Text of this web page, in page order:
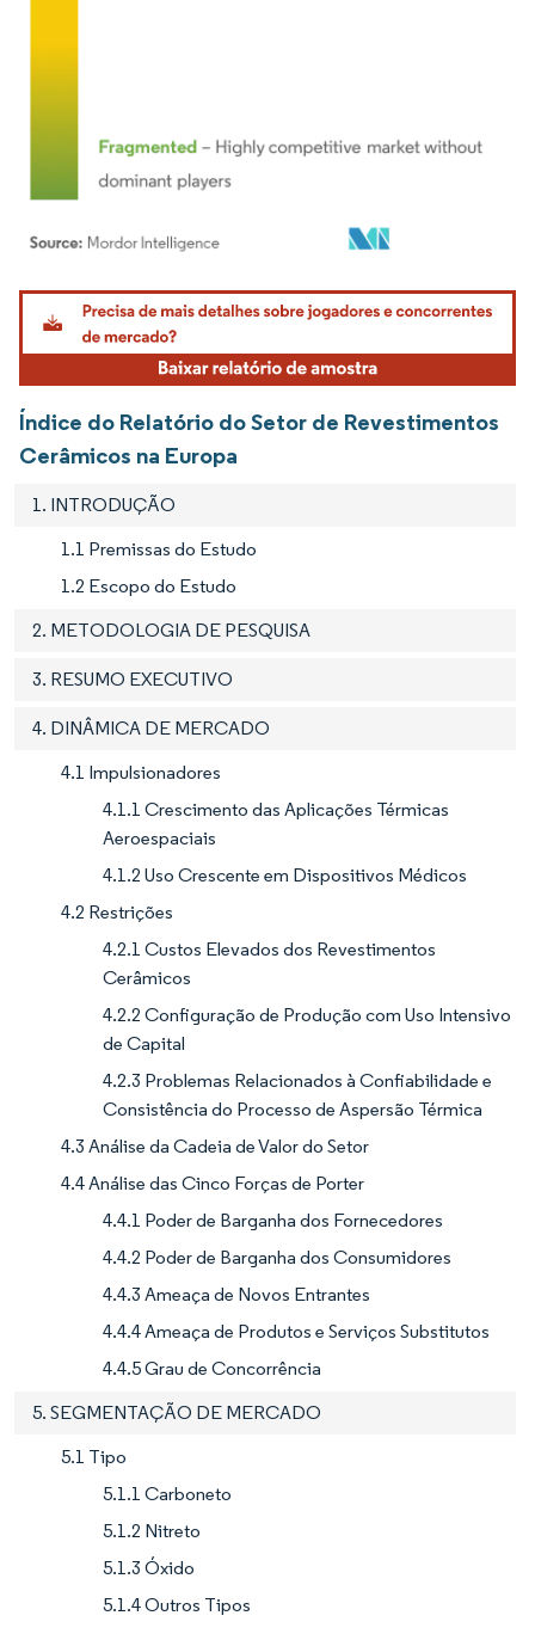
Imagem © Mordor Intelligence. O reuso requer atribuição conforme CC BY 4.0.
Índice do Relatório do Setor de Revestimentos
Cerâmicos na Europa
1. INTRODUÇÃO
1.1 Premissas do Estudo
1.2 Escopo do Estudo
2. METODOLOGIA DE PESQUISA
3. RESUMO EXECUTIVO
4. DINÂMICA DE MERCADO
4.1 Impulsionadores
4.1.1 Crescimento das Aplicações Térmicas
Aeroespaciais
4.1.2 Uso Crescente em Dispositivos Médicos
4.2 Restrições
4.2.1 Custos Elevados dos Revestimentos
Cerâmicos
4.2.2 Configuração de Produção com Uso Intensivo
de Capital
4.2.3 Problemas Relacionados à Confiabilidade e
Consistência do Processo de Aspersão Térmica
4.3 Análise da Cadeia de Valor do Setor
4.4 Análise das Cinco Forças de Porter
4.4.1 Poder de Barganha dos Fornecedores
4.4.2 Poder de Barganha dos Consumidores
4.4.3 Ameaça de Novos Entrantes
4.4.4 Ameaça de Produtos e Serviços Substitutos
4.4.5 Grau de Concorrência
5. SEGMENTAÇÃO DE MERCADO
5.1 Tipo
5.1.1 Carboneto
5.1.2 Nitreto
5.1.3 Óxido
5.1.4 Outros Tipos